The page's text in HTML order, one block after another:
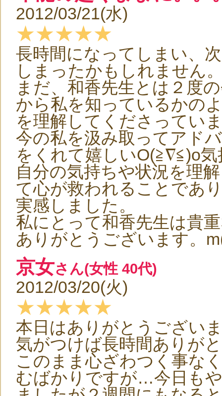
2012/03/21(水)
★★★★★
長時間になってしまい、
しまったかもしれません
まだ、和香先生とは２度
から私を知っているかの
を理解してくださってい
今の私を汲み取ってアド
をくれて嬉しいO(≧∇≦)o
自分の気持ちや状況を理
て心が救われることであ
実感しました。
私にとって和香先生は貴
ありがとうございます。
京女さん(女性 40代)
2012/03/20(火)
★★★★★
本日はありがとうござい
気がつけば長時間ありが
このまま心ざわつく事な
むばかりですが…今日も